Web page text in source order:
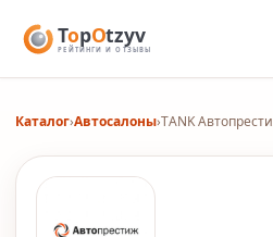
Каталог›Автосалоны›ТANK